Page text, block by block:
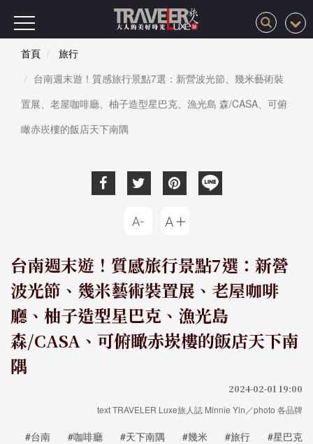
首頁
旅行
台南週末遊！質感旅行景點7選：新營波光節、幾米藝術裝
置展、老屋咖啡廳、柚子造型星巴克、漁光島 森/CASA、可俯
瞰赤崁樓的飯店天下南隅
台南週末遊！質感旅行景點7選：新營
波光節、幾米藝術裝置展、老屋咖啡
廳、柚子造型星巴克、漁光島
森/CASA、可俯瞰赤崁樓的飯店天下南
隅
2024-02-01 19:00
text TRAVELER Luxe旅人誌 Minnie Yin／photo 各品牌
#台南 #咖啡廳 #天下南隅 #幾米 #旅行 #星巴克